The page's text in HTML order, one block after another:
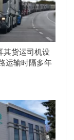
其货运司机设
运输时隔多年